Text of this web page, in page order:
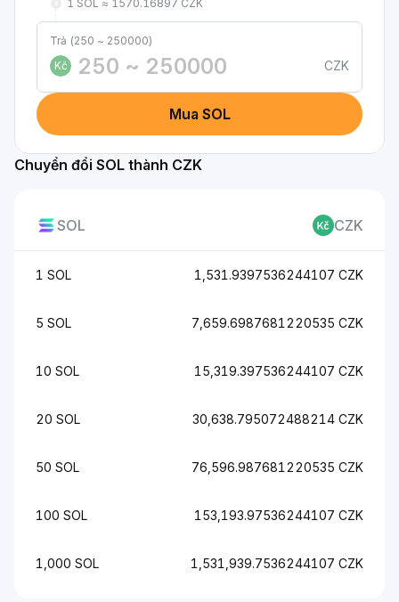
1 SOL ≈ 1570.16897 CZK
Trả (250 ~ 250000)
Kč
CZK
Mua SOL
Chuyển đổi SOL thành CZK
SOL CZK
1 SOL 1,531.9397536244107 CZK
5 SOL 7,659.6987681220535 CZK
10 SOL 15,319.397536244107 CZK
20 SOL 30,638.795072488214 CZK
50 SOL 76,596.987681220535 CZK
100 SOL 153,193.97536244107 CZK
1,000 SOL 1,531,939.7536244107 CZK